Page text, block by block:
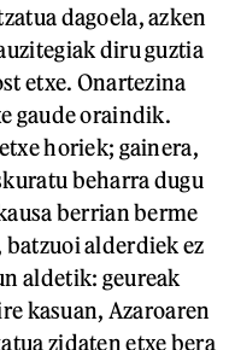
dagoela, azken
diru guztia
etxe. Onartezina
gaude oraindik.
horiek; gainera,
beharra dugu
berrian berme
alderdiek ez
aldetik: geureak
kasuan, Azaroaren
zidaten etxe bera